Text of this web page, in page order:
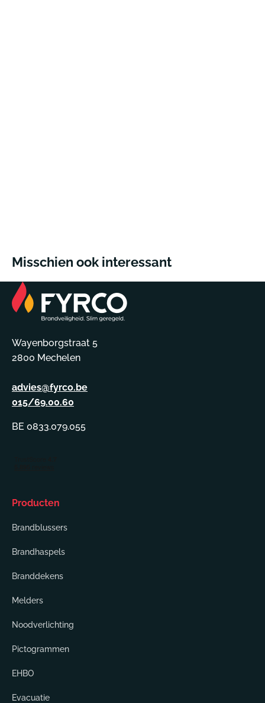
Misschien ook interessant
Wayenborgstraat 5
2800 Mechelen
advies@fyrco.be
015/69.00.60
BE 0833.079.055
Producten
Brandblussers
Brandhaspels
Branddekens
Melders
Noodverlichting
Pictogrammen
EHBO
Evacuatie